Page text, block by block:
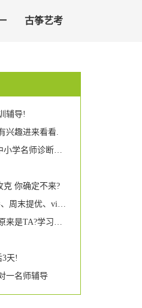
古筝艺考
辅导!
兴趣进来看看.
阿凡题在线教学丨2000节一对一中小学名师诊断课限时免费抢!
克 你确定不来?
代餐托管,中小学全科辅导(晚辅导、周末提优、vip一对一,幼小衔接),家长们统统看过来喔!!!
初中生最认可的一对一辅导机构,原来是TA?学习哥也惊呆了!
3天!
一名师辅导